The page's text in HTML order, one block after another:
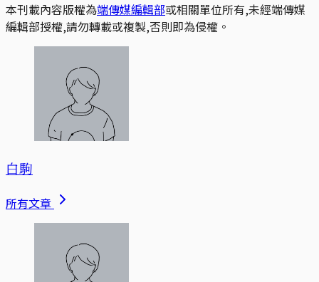
本刊載內容版權為端傳媒編輯部或相關單位所有,未經端傳媒
編輯部授權,請勿轉載或複製,否則即為侵權。
白駒
所有文章